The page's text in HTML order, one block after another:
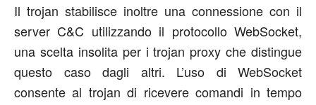
Il trojan stabilisce inoltre una connessione con il
server C&C utilizzando il protocollo WebSocket,
una scelta insolita per i trojan proxy che distingue
questo caso dagli altri. L’uso di WebSocket
consente al trojan di ricevere comandi in tempo